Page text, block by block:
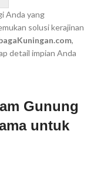
Anda yang
solusi kerajinan
,
detail impian Anda
Gunung
untuk